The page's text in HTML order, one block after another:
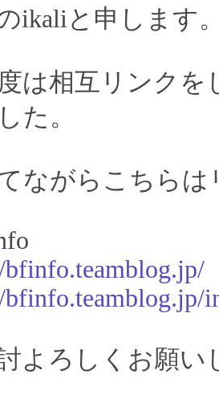
ikaliと申します
は相互リンクを
た。
ながらこちら
よろしくお願い